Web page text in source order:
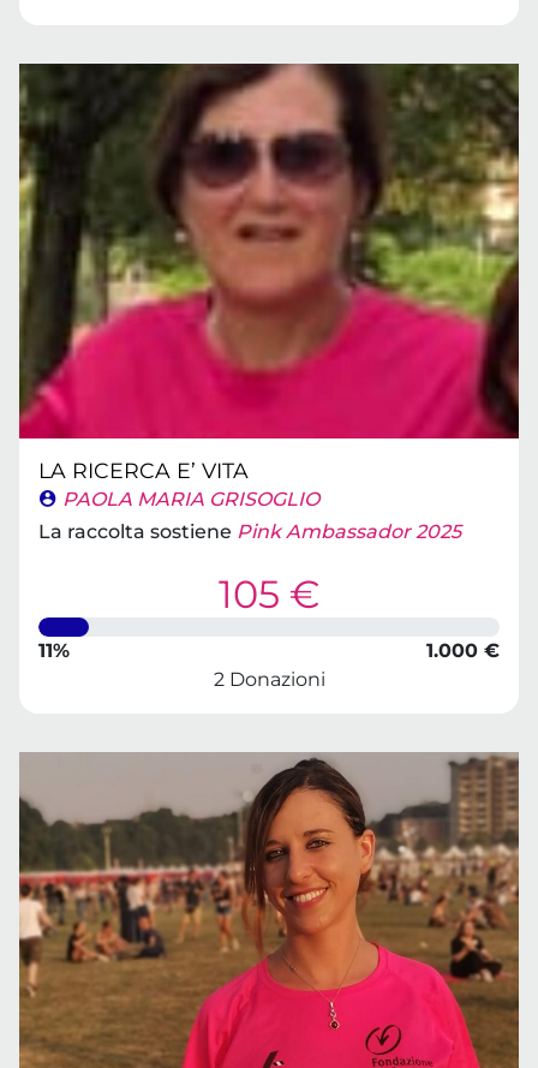
LA RICERCA E’ VITA
PAOLA MARIA GRISOGLIO
La raccolta sostiene Pink Ambassador 2025
105 €
11%
1.000 €
2 Donazioni